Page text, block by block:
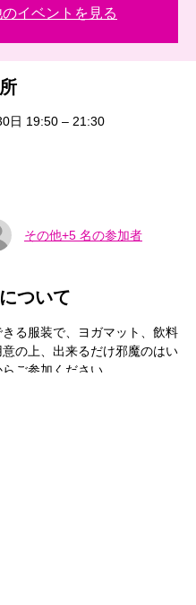
イベントを見る
日 19:50 – 21:30
その他+5 名の参加者
ついて
きる服装で、ヨガマット、飲料
の上、出来るだけ邪魔のはい
ご参加ください。